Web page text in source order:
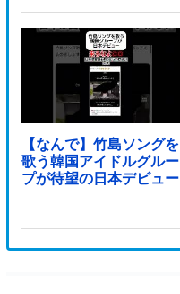
【なんで】竹島ソングを
歌う韓国アイドルグルー
プが待望の日本デビュー